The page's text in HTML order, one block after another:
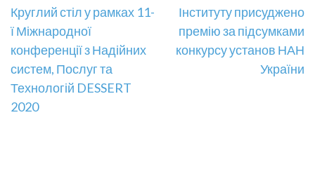
Навігація
записів
Круглий стіл у рамках 11-
ї Міжнародної
конференції з Надійних
систем, Послуг та
Технологій DESSERT
2020
Інституту присуджено
премію за підсумками
конкурсу установ НАН
України